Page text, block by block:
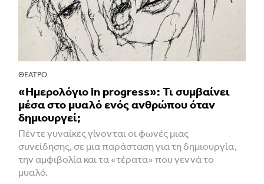
ΘΈΑΤΡΟ
«Ημερολόγιο in progress»: Τι συμβαίνει
μέσα στο μυαλό ενός ανθρώπου όταν
δημιουργεί;
Πέντε γυναίκες γίνονται οι φωνές μιας
συνείδησης, σε μια παράσταση για τη δημιουργία,
την αμφιβολία και τα «τέρατα» που γεννά το
μυαλό.